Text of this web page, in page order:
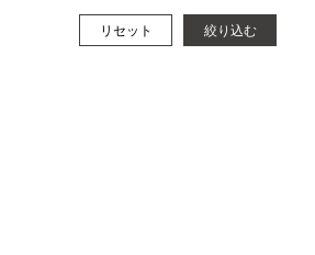
リセット 絞り込む